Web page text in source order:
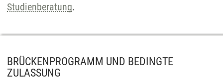
Studienberatung.
BRÜCKENPROGRAMM UND BEDINGTE
ZULASSUNG